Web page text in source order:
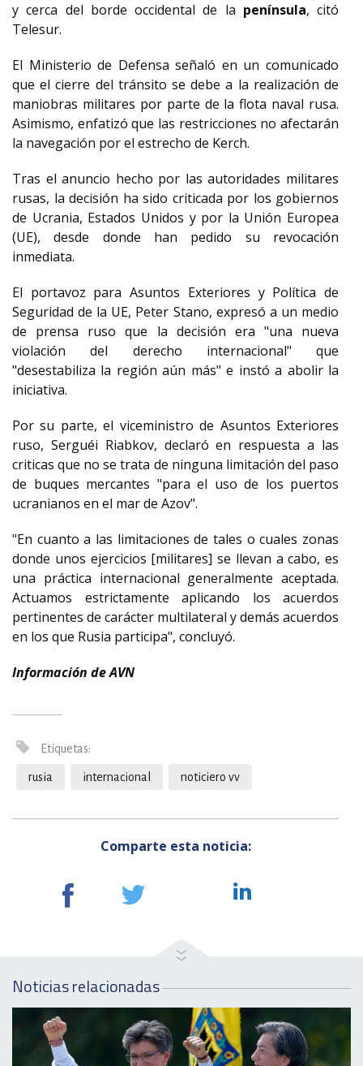
y cerca del borde occidental de la península, citó
Telesur.
El Ministerio de Defensa señaló en un comunicado
que el cierre del tránsito se debe a la realización de
maniobras militares por parte de la flota naval rusa.
Asimismo, enfatizó que las restricciones no afectarán
la navegación por el estrecho de Kerch.
Tras el anuncio hecho por las autoridades militares
rusas, la decisión ha sido criticada por los gobiernos
de Ucrania, Estados Unidos y por la Unión Europea
(UE), desde donde han pedido su revocación
inmediata.
El portavoz para Asuntos Exteriores y Política de
Seguridad de la UE, Peter Stano, expresó a un medio
de prensa ruso que la decisión era "una nueva
violación del derecho internacional" que
"desestabiliza la región aún más" e instó a abolir la
iniciativa.
Por su parte, el viceministro de Asuntos Exteriores
ruso, Serguéi Riabkov, declaró en respuesta a las
criticas que no se trata de ninguna limitación del paso
de buques mercantes "para el uso de los puertos
ucranianos en el mar de Azov".
"En cuanto a las limitaciones de tales o cuales zonas
donde unos ejercicios [militares] se llevan a cabo, es
una práctica internacional generalmente aceptada.
Actuamos estrictamente aplicando los acuerdos
pertinentes de carácter multilateral y demás acuerdos
en los que Rusia participa", concluyó.
Información de AVN
Etiquetas:
rusia internacional noticiero vv
Comparte esta noticia:
Noticias relacionadas